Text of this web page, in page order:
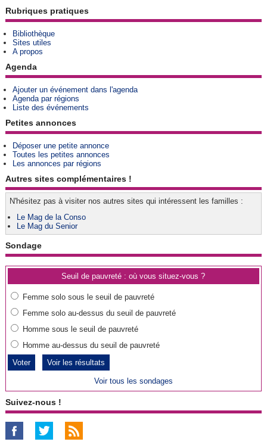
Rubriques pratiques
Bibliothèque
Sites utiles
A propos
Agenda
Ajouter un événement dans l'agenda
Agenda par régions
Liste des événements
Petites annonces
Déposer une petite annonce
Toutes les petites annonces
Les annonces par régions
Autres sites complémentaires !
N'hésitez pas à visiter nos autres sites qui intéressent les familles :
Le Mag de la Conso
Le Mag du Senior
Sondage
Seuil de pauvreté : où vous situez-vous ?
Femme solo sous le seuil de pauvreté
Femme solo au-dessus du seuil de pauvreté
Homme sous le seuil de pauvreté
Homme au-dessus du seuil de pauvreté
Voir les résultats
Voir tous les sondages
Suivez-nous !